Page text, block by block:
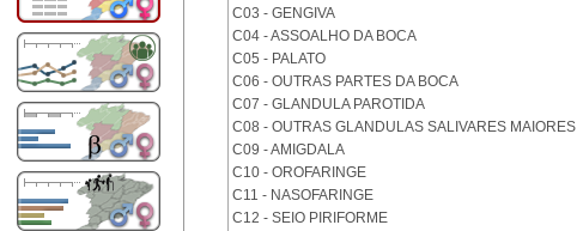
C03 - GENGIVA
C04 - ASSOALHO DA BOCA
C05 - PALATO
C06 - OUTRAS PARTES DA BOCA
C07 - GLANDULA PAROTIDA
C08 - OUTRAS GLANDULAS SALIVARES MAIORES
C09 - AMIGDALA
C10 - OROFARINGE
C11 - NASOFARINGE
C12 - SEIO PIRIFORME